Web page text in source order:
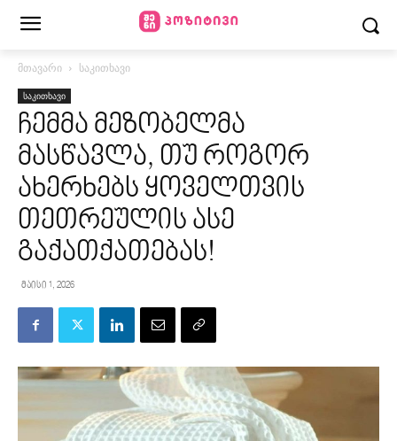
მთავარი საკითხავი
საკითხავი
ჩემმა მეზობელმა
მასწავლა, თუ როგორ
ახერხებს ყოველთვის
თეთრეულის ასე
გაქათქათებას!
მაისი 1, 2026